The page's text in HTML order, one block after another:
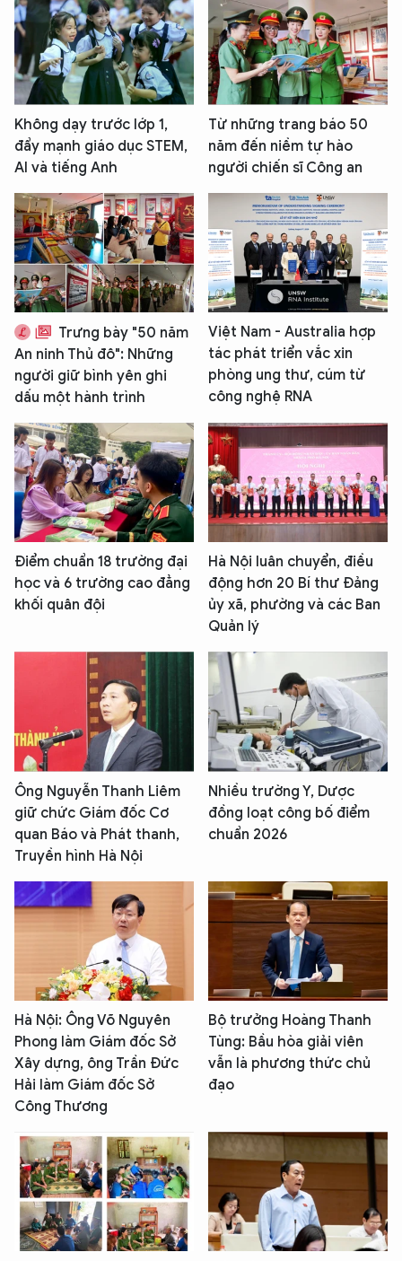
Không dạy trước lớp 1,
đẩy mạnh giáo dục STEM,
AI và tiếng Anh
Từ những trang báo 50
năm đến niềm tự hào
người chiến sĩ Công an
Trưng bày "50 năm
An ninh Thủ đô": Những
người giữ bình yên ghi
dấu một hành trình
Việt Nam - Australia hợp
tác phát triển vắc xin
phòng ung thư, cúm từ
công nghệ RNA
Điểm chuẩn 18 trường đại
học và 6 trường cao đẳng
khối quân đội
Hà Nội luân chuyển, điều
động hơn 20 Bí thư Đảng
ủy xã, phường và các Ban
Quản lý
Ông Nguyễn Thanh Liêm
giữ chức Giám đốc Cơ
quan Báo và Phát thanh,
Truyền hình Hà Nội
Nhiều trường Y, Dược
đồng loạt công bố điểm
chuẩn 2026
Hà Nội: Ông Võ Nguyên
Phong làm Giám đốc Sở
Xây dựng, ông Trần Đức
Hải làm Giám đốc Sở
Công Thương
Bộ trưởng Hoàng Thanh
Tùng: Bầu hòa giải viên
vẫn là phương thức chủ
đạo